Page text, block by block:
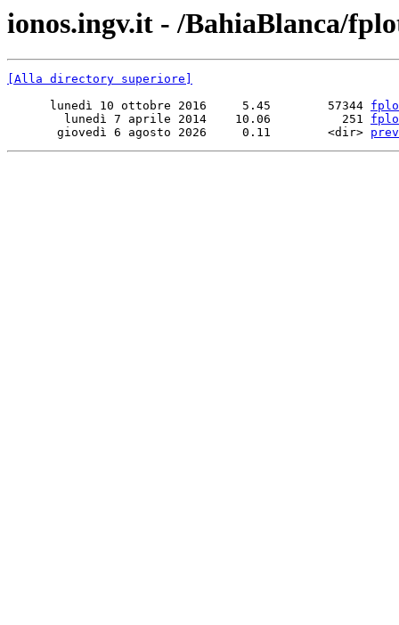
ionos.ingv.it - /BahiaBlanca/
[Alla directory superiore]
      lunedì 10 ottobre 2016     5.45        57344
        lunedì 7 aprile 2014    10.06          251
       giovedì 6 agosto 2026     0.11        <dir>